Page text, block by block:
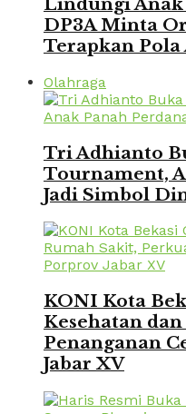
Lindungi
DP3A Minta
Terapkan
Olahraga
Tri Adhianto
Tournament,
Jadi Simbol
KONI Kota
Kesehatan
Penanganan
Jabar XV